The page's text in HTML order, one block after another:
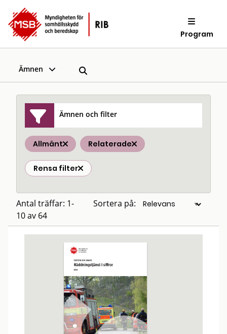
Program
Ämnen
Ämnen och filter
Allmänt Relaterade
Rensa filter
Antal träffar: 1-
10 av 64
Sortera på: